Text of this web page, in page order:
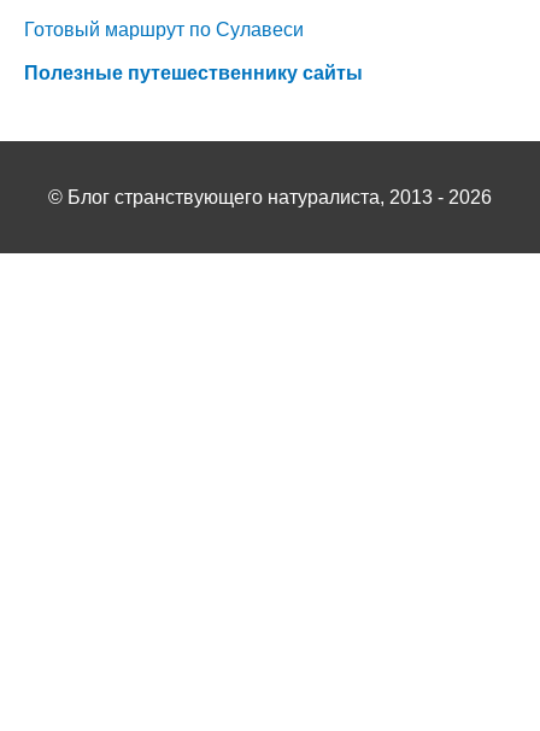
Готовый маршрут по Сулавеси
Полезные путешественнику сайты
© Блог странствующего натуралиста, 2013 - 2026